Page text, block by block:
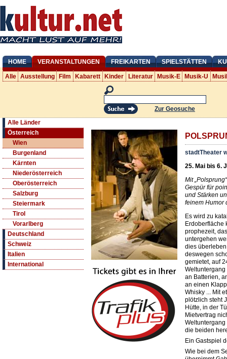
HOME VERANSTALTUNGEN FREIKARTEN SPIELSTÄTTEN
Alle Ausstellung Film Kabarett Kinder Literatur Musik-E Musik-U
Zur Geosuche
Alle Länder
Österreich
Wien
Burgenland
Kärnten
Niederösterreich
Oberösterreich
Salzburg
Steiermark
Tirol
Vorarlberg
Deutschland
Schweiz
Italien
International
stadtTheater
25. Mai bis 6.
Mit
Gespür für
und Stärken
feinem Humor
Es wird zu
prophezeit,
untergehen
dies
deswegen
gemietet, auf
Weltuntergang
an Batterien,
an einen
Whisky ... Mit
plötzlich steht
Hütte, in der
Mietvertrag
die beiden
Ein Gastspiel
Wie bei dem